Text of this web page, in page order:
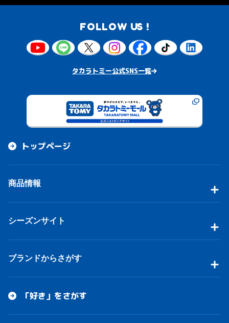
FOLLOW US !
タカラトミー公式SNS一覧
トップページ
商品情報
シーズンサイト
ブランドからさがす
「好き」をさがす